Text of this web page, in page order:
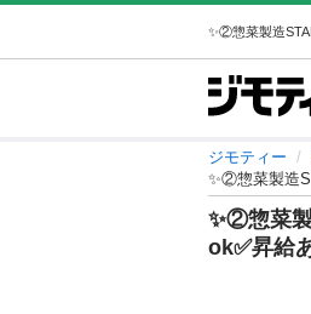
ジモティー
✨②惣菜製造
✨②惣菜
ok✅昇給